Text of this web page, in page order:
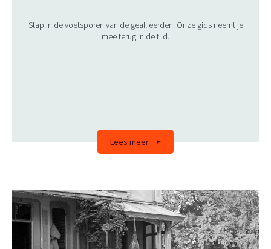
Stap in de voetsporen van de geallieerden. Onze gids neemt je
mee terug in de tijd.
Lees meer